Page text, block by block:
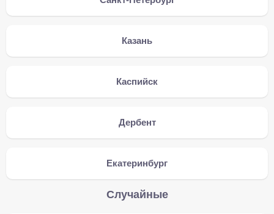
Казань
Каспийск
Дербент
Екатеринбург
Случайные